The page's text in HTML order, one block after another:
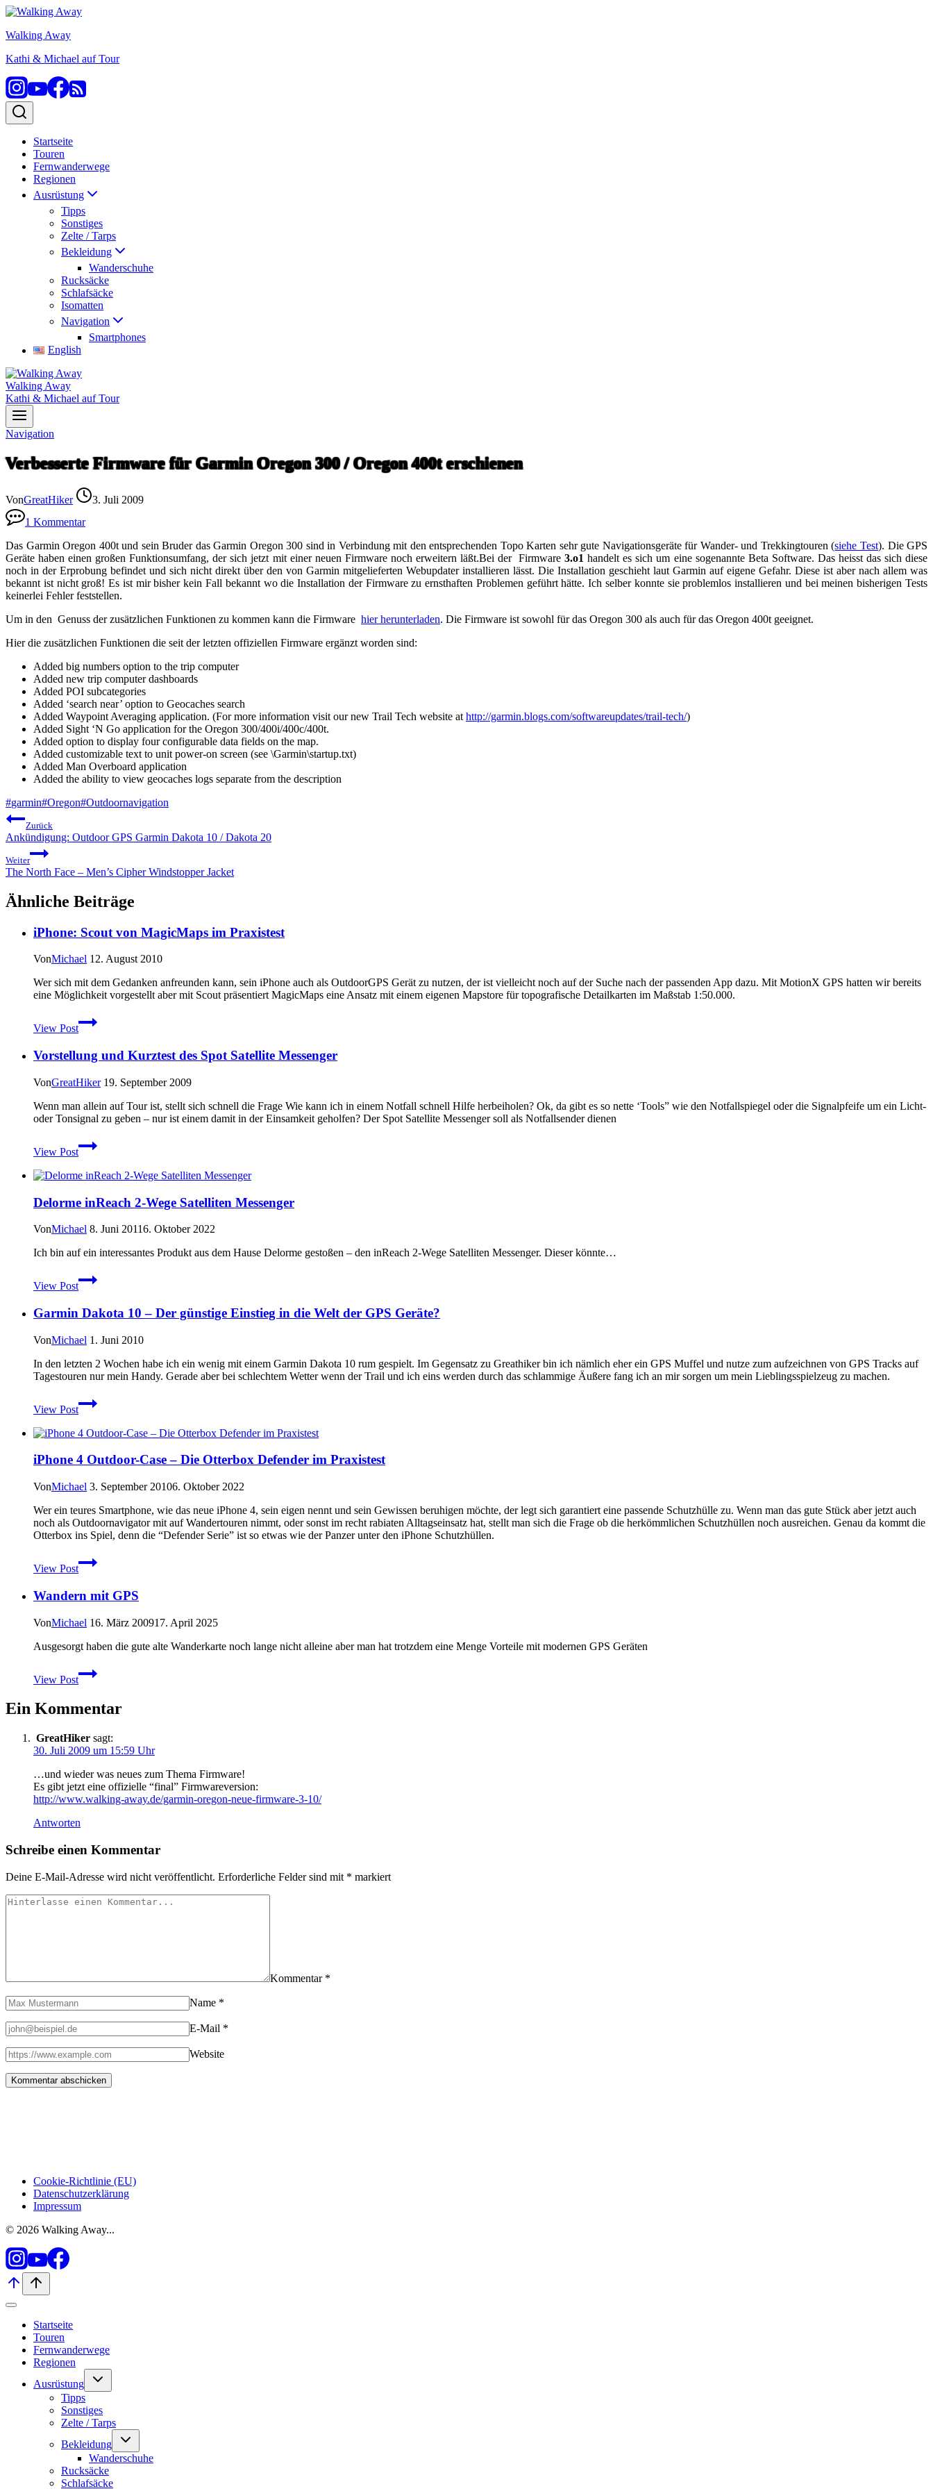
Zum
springen
Walking Away
Kathi & Michael auf Tour
Startseite
Touren
Fernwanderwege
Regionen
Ausrüstung
Tipps
Sonstiges
Zelte / Tarps
Bekleidung
Wanderschuhe
Rucksäcke
Schlafsäcke
Isomatten
Navigation
Smartphones
English
Walking Away
Kathi & Michael auf Tour
Navigation
Verbesserte Firmware für Garmin Oregon 300 / Oregon 400t erschienen
VonGreatHiker
3. Juli 2009
1 Kommentar
Das Garmin Oregon 400t und sein Bruder das Garmin Oregon 300 sind in Verbindung mit den entsprechenden Topo Karten sehr gute Navigationsgeräte für Wander- und Trekkingtouren (siehe Test). Die GPS
Geräte haben einen großen Funktionsumfang, der sich jetzt mit einer neuen Firmware noch erweitern läßt.Bei der Firmware 3.o1handelt es sich um eine sogenannte Beta Software. Das heisst das sich diese
noch in der Erprobung befindet und sich nicht direkt über den von Garmin mitgelieferten Webupdater installieren lässt. Die Installation geschieht laut Garmin auf eigene Gefahr. Diese ist aber nach allem was
bekannt ist nicht groß! Es ist mir bisher kein Fall bekannt wo die Installation der Firmware zu ernsthaften Problemen geführt hätte. Ich selber konnte sie problemlos installieren und bei meinen bisherigen Tests
keinerlei Fehler feststellen.
Um in den Genuss der zusätzlichen Funktionen zu kommen kann die Firmware hier herunterladen. Die Firmware ist sowohl für das Oregon 300 als auch für das Oregon 400t geeignet.
Hier die zusätzlichen Funktionen die seit der letzten offiziellen Firmware ergänzt worden sind:
Added big numbers option to the trip computer
Added new trip computer dashboards
Added POI subcategories
Added ‘search near’ option to Geocaches search
Added Waypoint Averaging application. (For more information visit our new Trail Tech website at http://garmin.blogs.com/softwareupdates/trail-tech/)
Added Sight ‘N Go application for the Oregon 300/400i/400c/400t.
Added option to display four configurable data fields on the map.
Added customizable text to unit power-on screen (see \Garmin\startup.txt)
Added Man Overboard application
Added the ability to view geocaches logs separate from the description
Schlagworte:
#garmin#Oregon#Outdoornavigation
Beitragsnavigation
Zurück
Ankündigung: Outdoor GPS Garmin Dakota 10 / Dakota 20
Weiter
The North Face – Men’s Cipher Windstopper Jacket
Ähnliche Beiträge
iPhone: Scout von MagicMaps im Praxistest
VonMichael 12. August 2010
Wer sich mit dem Gedanken anfreunden kann, sein iPhone auch als OutdoorGPS Gerät zu nutzen, der ist vielleicht noch auf der Suche nach der passenden App dazu. Mit MotionX GPS hatten wir bereits
eine Möglichkeit vorgestellt aber mit Scout präsentiert MagicMaps eine Ansatz mit einem eigenen Mapstore für topografische Detailkarten im Maßstab 1:50.000.
View Post
iPhone:
Scout
MagicMaps
Praxistest
Vorstellung und Kurztest des Spot Satellite Messenger
VonGreatHiker 19. September 2009
Wenn man allein auf Tour ist, stellt sich schnell die Frage Wie kann ich in einem Notfall schnell Hilfe herbeiholen? Ok, da gibt es so nette ‘Tools” wie den Notfallspiegel oder die Signalpfeife um ein Licht-
oder Tonsignal zu geben – nur ist einem damit in der Einsamkeit geholfen? Der Spot Satellite Messenger soll als Notfallsender dienen
View Post
Vorstellung
und
des
Satellite
Delorme inReach 2-Wege Satelliten Messenger
VonMichael 8. Juni 20116. Oktober 2022
Ich bin auf ein interessantes Produkt aus dem Hause Delorme gestoßen – den inReach 2-Wege Satelliten Messenger. Dieser könnte…
View Post
Delorme
inReach
Wege
Messenger
Garmin Dakota 10 – Der günstige Einstieg in die Welt der GPS Geräte?
VonMichael 1. Juni 2010
In den letzten 2 Wochen habe ich ein wenig mit einem Garmin Dakota 10 rum gespielt. Im Gegensatz zu Greathiker bin ich nämlich eher ein GPS Muffel und nutze zum aufzeichnen von GPS Tracks auf
Tagestouren nur mein Handy. Gerade aber bei schlechtem Wetter wenn der Trail und ich eins werden durch das schlammige Äußere fang ich an mir sorgen um mein Lieblingsspielzeug zu machen.
View Post
Garmin
Dakota
–
günstige
in
Welt
der
GPS
iPhone 4 Outdoor-Case – Die Otterbox Defender im Praxistest
VonMichael 3. September 20106. Oktober 2022
Wer ein teures Smartphone, wie das neue iPhone 4, sein eigen nennt und sein Gewissen beruhigen möchte, der legt sich garantiert eine passende Schutzhülle zu. Wenn man das gute Stück aber jetzt auch
noch als Outdoornavigator mit auf Wandertouren nimmt, oder sonst im recht rabiaten Alltagseinsatz hat, stellt man sich die Frage ob die herkömmlichen Schutzhüllen noch ausreichen. Genau da kommt die
Otterbox ins Spiel, denn die “Defender Serie” ist so etwas wie der Panzer unter den iPhone Schutzhüllen.
View Post
iPhone
4
Case
Die
Defender
Praxistest
Wandern mit GPS
VonMichael 16. März 200917. April 2025
Ausgesorgt haben die gute alte Wanderkarte noch lange nicht alleine aber man hat trotzdem eine Menge Vorteile mit modernen GPS Geräten
View Post
Wandern
mit
Ein Kommentar
GreatHiker sagt:
30. Juli 2009 um 15:59 Uhr
…und wieder was neues zum Thema Firmware!
Es gibt jetzt eine offizielle “final” Firmwareversion:
http://www.walking-away.de/garmin-oregon-neue-firmware-3-10/
Antworten
Schreibe einen Kommentar
Deine E-Mail-Adresse wird nicht veröffentlicht. Erforderliche Felder sind mit * markiert
Kommentar *
Name *
E-Mail *
Website
Cookie-Richtlinie (EU)
Datenschutzerklärung
Impressum
© 2026 Walking Away...
Startseite
Touren
Fernwanderwege
Regionen
Ausrüstung
Untermenü
Tipps
Sonstiges
Zelte / Tarps
Bekleidung
Untermenü
Wanderschuhe
Rucksäcke
Schlafsäcke